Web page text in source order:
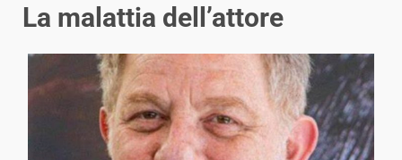
La malattia dell’attore